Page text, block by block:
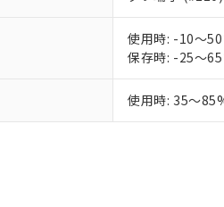
使用時: -10～
保存時: -25～
使用時: 35～
さい。
※当社の共同
いる法人を指
下記の非含有証明
EU RoHS指令（
51物質の非含有証
※本証明書は発行